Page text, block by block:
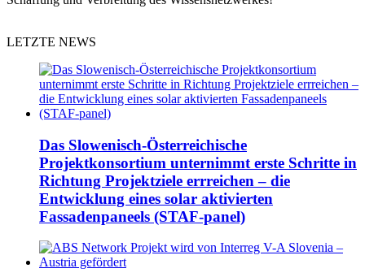
LETZTE NEWS
Das Slowenisch-Österreichische
Projektkonsortium unternimmt erste Schritte in
Richtung Projektziele errreichen – die
Entwicklung eines solar aktivierten
Fassadenpaneels (STAF-panel)